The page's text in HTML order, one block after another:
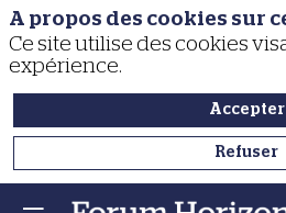
A propos des cookies sur
Ce site utilise des cookies
expérience.
Accepter
Refuser